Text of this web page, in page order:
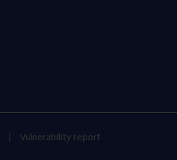
Vulnerability report